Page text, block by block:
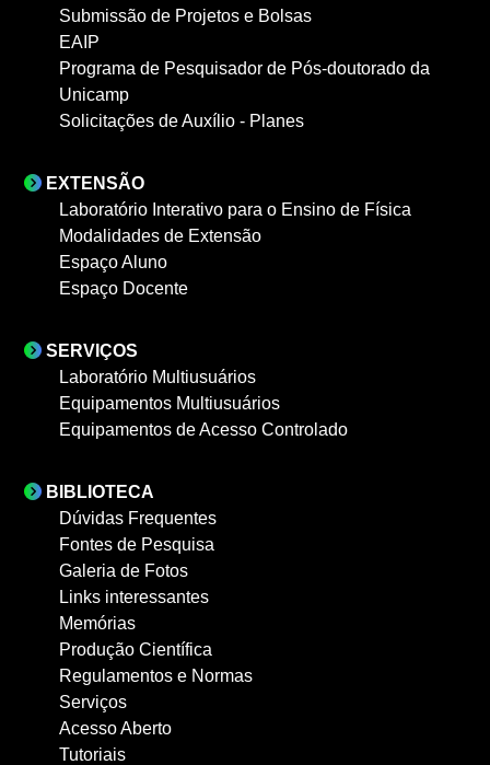
Submissão de Projetos e Bolsas
EAIP
Programa de Pesquisador de Pós-doutorado da
Unicamp
Solicitações de Auxílio - Planes
EXTENSÃO
Laboratório Interativo para o Ensino de Física
Modalidades de Extensão
Espaço Aluno
Espaço Docente
SERVIÇOS
Laboratório Multiusuários
Equipamentos Multiusuários
Equipamentos de Acesso Controlado
BIBLIOTECA
Dúvidas Frequentes
Fontes de Pesquisa
Galeria de Fotos
Links interessantes
Memórias
Produção Científica
Regulamentos e Normas
Serviços
Acesso Aberto
Tutoriais